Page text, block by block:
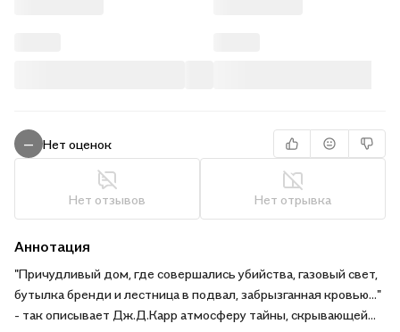
— Нет оценок
Нет отзывов Нет отрывка
Аннотация
"Причудливый дом, где совершались убийства, газовый свет,
бутылка бренди и лестница в подвал, забрызганная кровью…"
- так описывает Дж.Д.Карр атмосферу тайны, скрывающей